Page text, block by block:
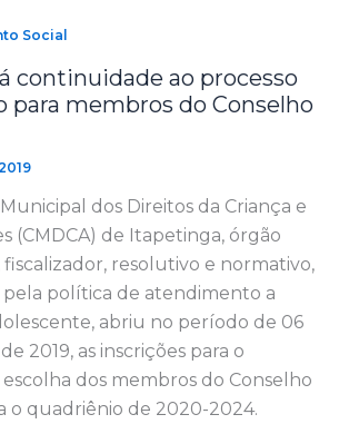
Social
continuidade ao processo
para membros do Conselho
dos Direitos da Criança e
(CMDCA) de Itapetinga, órgão
resolutivo e normativo,
pela política de atendimento a
abriu no período de 06
2019, as inscrições para o
dos membros do Conselho
o quadriênio de 2020-2024.